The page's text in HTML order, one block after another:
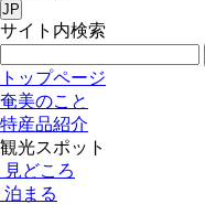
JP
サイト内検索
トップページ
奄美のこと
特産品紹介
観光スポット
見どころ
泊まる